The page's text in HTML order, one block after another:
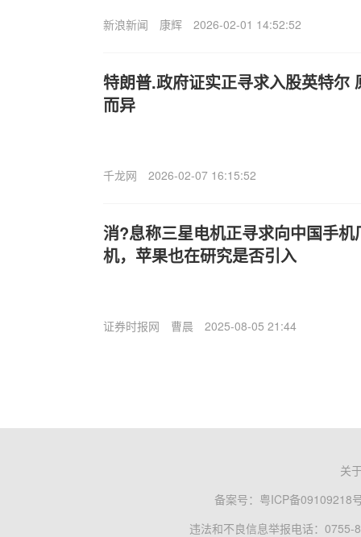
新浪新闻 康辉 2026-02-01 14:52:52
特朗普.政府证实正寻求入股英特尔
而异
千龙网 2026-02-07 16:15:52
消?息称三星电机正寻求向中国手
机，苹果也在研究是否引入
证券时报网 曹晨 2025-08-05 21:44
关
备案号： 粤ICP备09109218
违法和不良信息举报电话：0755-